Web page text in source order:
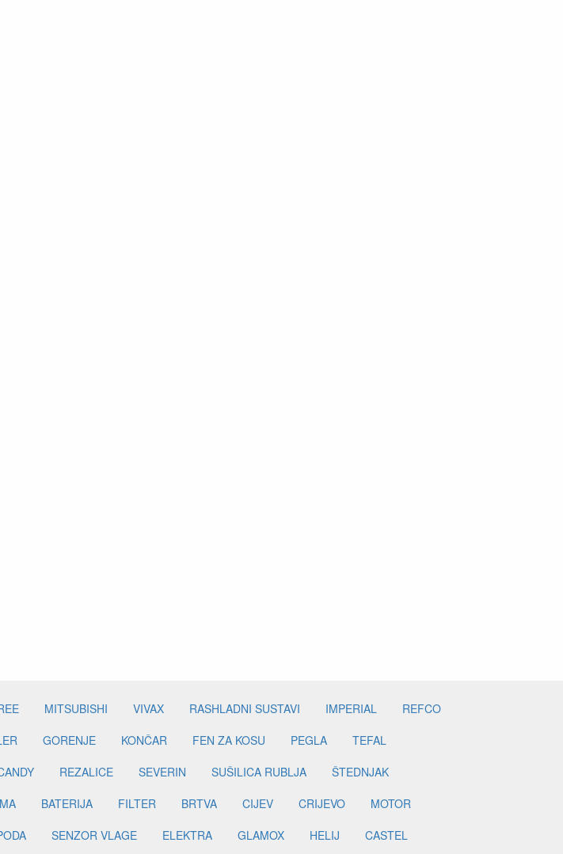
MITSUBISHI VIVAX RASHLADNI SUSTAVI IMPERIAL
REFCO
GORENJE KONČAR FEN ZA KOSU PEGLA
TEFAL
REZALICE SEVERIN SUŠILICA RUBLJA
ŠTEDNJAK
BATERIJA FILTER BRTVA CIJEV CRIJEVO
MOTOR
SENZOR VLAGE ELEKTRA GLAMOX HELIJ
CASTEL